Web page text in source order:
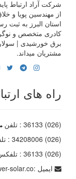
شرکت آراد ارتباط
استان البرز به ثبت
کادری متخصص و
برق خورشیدی |
مشتریان میداند.
راه های
(026) 36133
: تلفن
(026) 34208006
:
(026) 36133
:
ایمیل :solar.co